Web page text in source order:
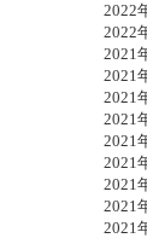
2022
2022
2021
2021
2021
2021
2021
2021
2021
2021
2021